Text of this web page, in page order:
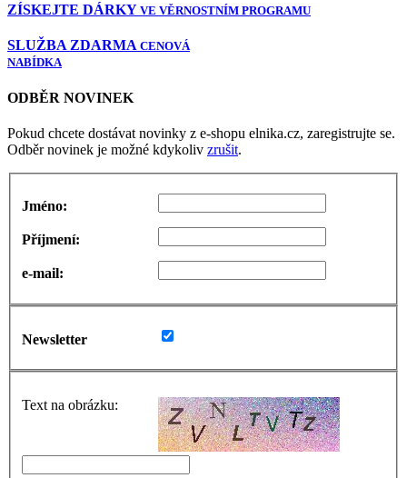
ZÍSKEJTE DÁRKY VE VĚRNOSTNÍM PROGRAMU
SLUŽBA ZDARMA CENOVÁ
NABÍDKA
ODBĚR NOVINEK
Pokud chcete dostávat novinky z e-shopu elnika.cz, zaregistrujte se.
Odběr novinek je možné kdykoliv zrušit.
Jméno:
Příjmení:
e-mail:
Newsletter
Text na obrázku: